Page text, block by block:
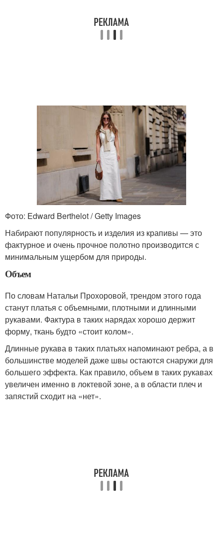
Фото: Edward Berthelot / Getty Images
Набирают популярность и изделия из крапивы — это
фактурное и очень прочное полотно производится с
минимальным ущербом для природы.
Объем
По словам Натальи Прохоровой, трендом этого года
станут платья с объемными, плотными и длинными
рукавами. Фактура в таких нарядах хорошо держит
форму, ткань будто «стоит колом».
Длинные рукава в таких платьях напоминают ребра, а в
большинстве моделей даже швы остаются снаружи для
большего эффекта. Как правило, объем в таких рукавах
увеличен именно в локтевой зоне, а в области плеч и
запястий сходит на «нет».